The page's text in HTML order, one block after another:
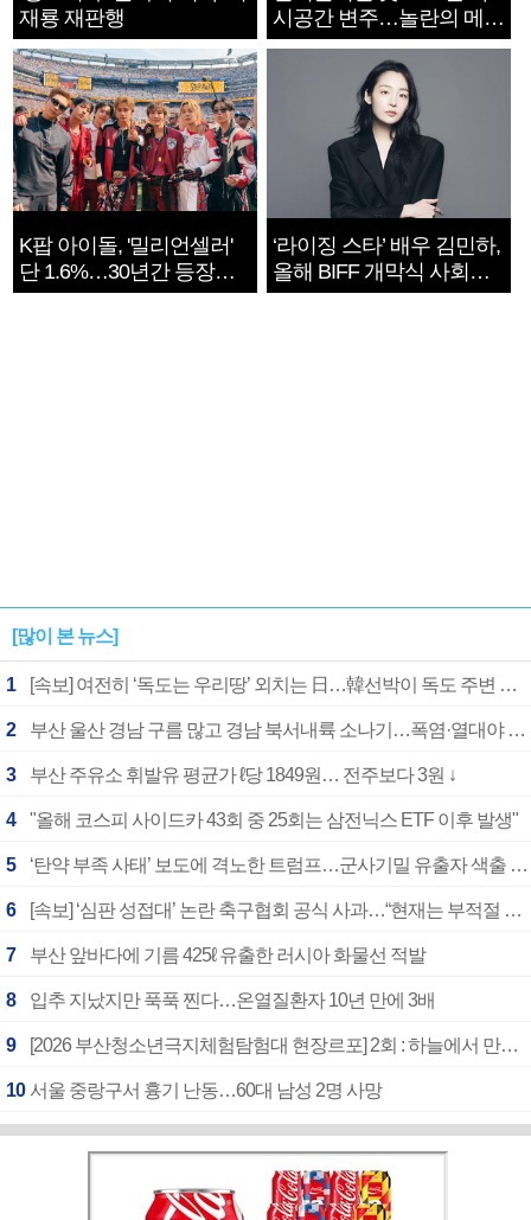
재룡 재판행
시공간 변주…놀란의 메시
지는 ‘전쟁 속죄’
K팝 아이돌, '밀리언셀러'
단 1.6%…30년간 등장
1182개팀 전수조사
‘라이징 스타’ 배우 김민하,
올해 BIFF 개막식 사회자
확정
[많이 본 뉴스]
1 [속보] 여전히 ‘독도는 우리땅’ 외치는 日…韓선박이 독도 주변 해양조사 활동하자 반발
2 부산 울산 경남 구름 많고 경남 북서내륙 소나기…폭염·열대야 계속
3 부산 주유소 휘발유 평균가 ℓ당 1849원… 전주보다 3원 ↓
4 "올해 코스피 사이드카 43회 중 25회는 삼전닉스 ETF 이후 발생"
5 ‘탄약 부족 사태’ 보도에 격노한 트럼프…군사기밀 유출자 색출 지시
6 [속보] ‘심판 성접대’ 논란 축구협회 공식 사과…“현재는 부적절 행위 없어”
7 부산 앞바다에 기름 425ℓ 유출한 러시아 화물선 적발
8 입추 지났지만 푹푹 찐다…온열질환자 10년 만에 3배
9 [2026 부산청소년극지체험탐험대 현장르포] 2회 : 하늘에서 만난 얼음의 나라
10 서울 중랑구서 흉기 난동…60대 남성 2명 사망